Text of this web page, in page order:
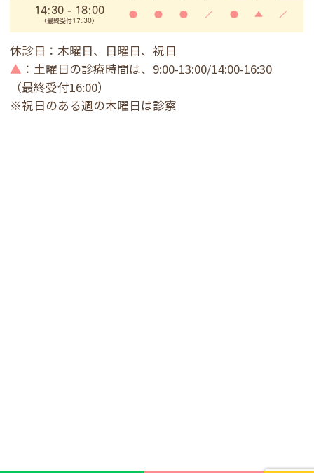
14:30 - 18:00
(最終受付17:30)
● ● ● ／ ● ▲ ／
休診日：木曜日、日曜日、祝日
▲ ：土曜日の診療時間は、9:00-13:00/14:00-16:30
（最終受付16:00）
※祝日のある週の木曜日は診察